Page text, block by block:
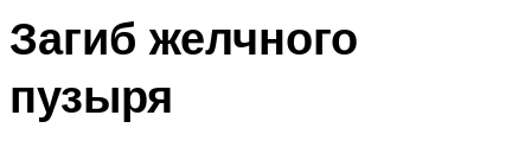
Загиб желчного
пузыря